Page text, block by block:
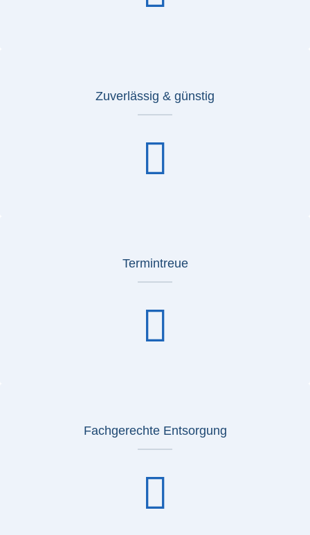
Zuverlässig & günstig
Termintreue
Fachgerechte Entsorgung